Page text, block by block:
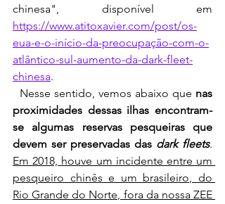
https://www.atitoxavier.com/post/os-
eua-e-o-início-da-preocupação-com-o-
atlântico-sul-aumento-da-dark-fleet-
chinesa.
  Nesse sentido, vemos abaixo que
nas
proximidades dessas ilhas encontram-
se algumas reservas pesqueiras que
devem ser preservadas das dark fleets
Em 2018, houve um incidente entre um
pesqueiro chinês e um brasileiro, do
Rio Grande do Norte, fora da nossa ZEE